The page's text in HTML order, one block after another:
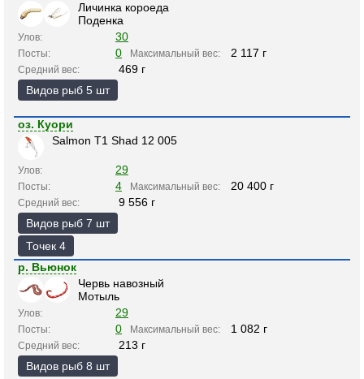
Личинка короеда
Поденка
Улов: 30
Посты: 0 Максимальный вес: 2 117 г
Средний вес:
469 г
Видов рыб 5 шт
оз. Куори
Salmon T1 Shad 12 005
Улов: 29
Посты: 4 Максимальный вес: 20 400 г
Средний вес:
9 556 г
Видов рыб 7 шт
Точек 4
р. Вьюнок
Червь навозный
Мотыль
Улов: 29
Посты: 0 Максимальный вес: 1 082 г
Средний вес:
213 г
Видов рыб 8 шт